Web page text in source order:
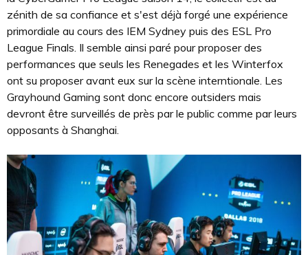
zénith de sa confiance et s'est déjà forgé une expérience
primordiale au cours des IEM Sydney puis des ESL Pro
League Finals. Il semble ainsi paré pour proposer des
performances que seuls les Renegades et les Winterfox
ont su proposer avant eux sur la scène interntionale. Les
Grayhound Gaming sont donc encore outsiders mais
devront être surveillés de près par le public comme par leurs
opposants à Shanghai.